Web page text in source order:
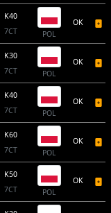
K40
7CT
POL
OK
K30
7CT
POL
OK
K40
7CT
POL
OK
K60
7CT
POL
OK
K50
7CT
POL
OK